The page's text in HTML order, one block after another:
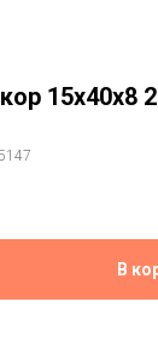
15x40x8
В